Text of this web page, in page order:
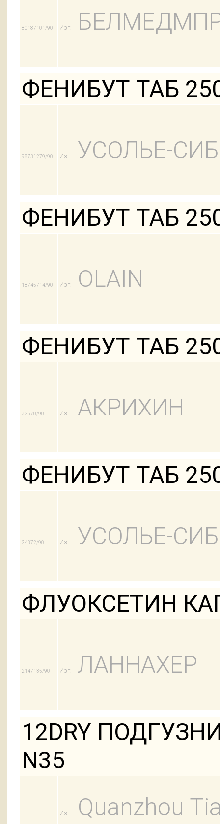
80187101/90 Изг:
ФЕНИБУТ ТАБ
98731279/90 Изг: УСОЛЬЕ-
ФЕНИБУТ ТАБ
18745714/90 Изг: OLAIN
ФЕНИБУТ ТАБ
32570/90 Изг: АКРИХИН
ФЕНИБУТ ТАБ
24872/90 Изг: УСОЛЬЕ-
ФЛУОКСЕТИН
2147135/90 Изг: ЛАННАХЕР
12DRY
N35
Изг:
Quanzhou